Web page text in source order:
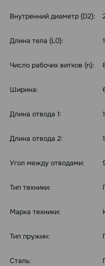
Внутренний диаметр (D2):
Длина тела (L0):
Число рабочих витков (n):
Ширина:
Длина отвода 1:
Длина отвода 2:
Угол между отводами:
Тип техники:
Марка техники:
Тип пружин:
Сталь: